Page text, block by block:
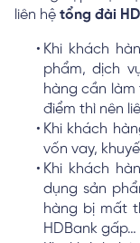
liên hệ tổng đài
Khi khách
phẩm, dịch
hàng cần
điểm thì nên
Khi khách
vốn vay,
Khi khách
dụng sản
hàng bị mất
HDBank gấp…